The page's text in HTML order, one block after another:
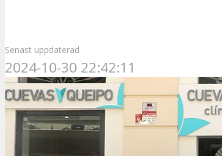
Senast uppdaterad
2024-10-30 22:42:11